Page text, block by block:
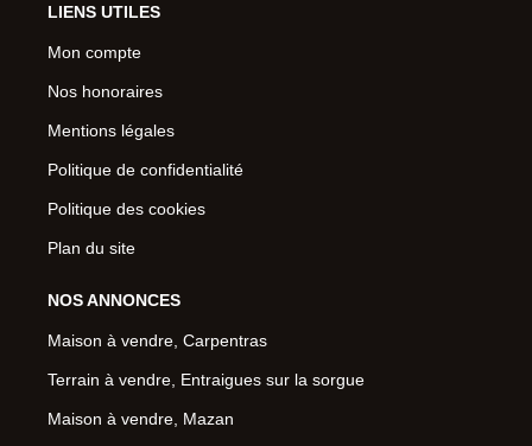
LIENS UTILES
Mon compte
Nos honoraires
Mentions légales
Politique de confidentialité
Politique des cookies
Plan du site
NOS ANNONCES
Maison à vendre, Carpentras
Terrain à vendre, Entraigues sur la sorgue
Maison à vendre, Mazan